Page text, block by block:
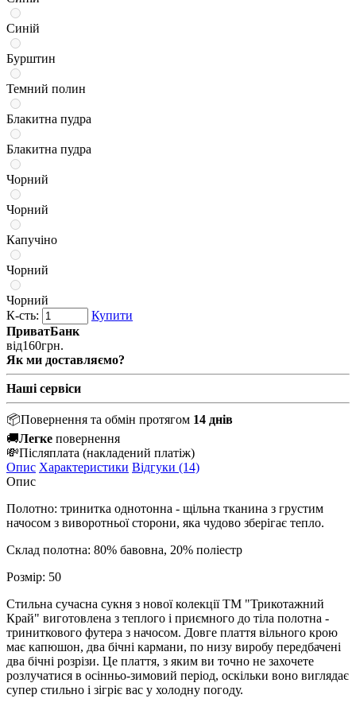
Синій
Бурштин
Темний полин
Блакитна пудра
Блакитна пудра
Чорний
Чорний
Капучіно
Чорний
Чорний
К-сть:
Купити
ПриватБанк
від160грн.
Як ми доставляємо?
Наші сервіси
📦Повернення та обмін протягом 14 днів
🚚Легке повернення
💸Післяплата (накладений платіж)
Опис Характеристики Відгуки (14)
Опис
Полотно: тринитка однотонна - щільна тканина з грустим
начосом з виворотньої сторони, яка чудово зберігає тепло.
Склад полотна: 80% бавовна, 20% поліестр
Розмір: 50
Стильна сучасна сукня з нової колекції ТМ "Трикотажний
Край" виготовлена з теплого і приємного до тіла полотна -
триниткового футера з начосом. Довге плаття вільного крою
має капюшон, два бічні кармани, по низу виробу передбачені
два бічні розрізи. Це плаття, з яким ви точно не захочете
розлучатися в осінньо-зимовий період, оскільки воно виглядає
супер стильно і зігріє вас у холодну погоду.